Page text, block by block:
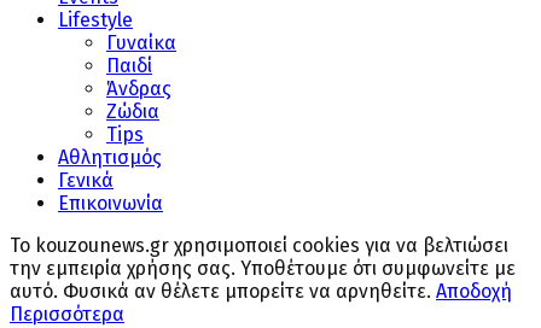
Lifestyle
Γυναίκα
Παιδί
Άνδρας
Ζώδια
Tips
Αθλητισμός
Γενικά
Επικοινωνία
Το kouzounews.gr χρησιμοποιεί cookies για να βελτιώσει
την εμπειρία χρήσης σας. Υποθέτουμε ότι συμφωνείτε με
αυτό. Φυσικά αν θέλετε μπορείτε να αρνηθείτε. Αποδοχή
Περισσότερα